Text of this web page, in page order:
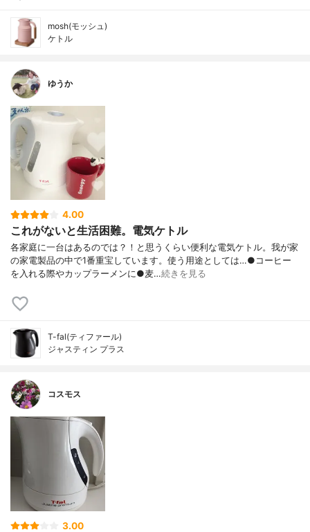
mosh(モッシュ)
ケトル
ゆうか
4.00
これがないと生活困難。電気ケトル
各家庭に一台はあるのでは？！と思うくらい便利な電気ケトル。我が家
の家電製品の中で1番重宝しています。使う用途としては…●コーヒー
を入れる際やカップラーメンに●麦…続きを見る
T-fal(ティファール)
ジャスティン プラス
コスモス
3.00